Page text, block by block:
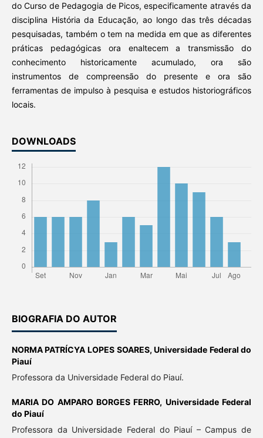
do Curso de Pedagogia de Picos, especificamente através da
disciplina História da Educação, ao longo das três décadas
pesquisadas, também o tem na medida em que as diferentes
práticas pedagógicas ora enaltecem a transmissão do
conhecimento historicamente acumulado, ora são
instrumentos de compreensão do presente e ora são
ferramentas de impulso à pesquisa e estudos historiográficos
locais.
DOWNLOADS
BIOGRAFIA DO AUTOR
NORMA PATRÍCYA LOPES SOARES,Universidade Federal do
Piauí
Professora da Universidade Federal do Piauí.
MARIA DO AMPARO BORGES FERRO, Universidade Federal
do Piauí
Professora da Universidade Federal do Piauí – Campus de